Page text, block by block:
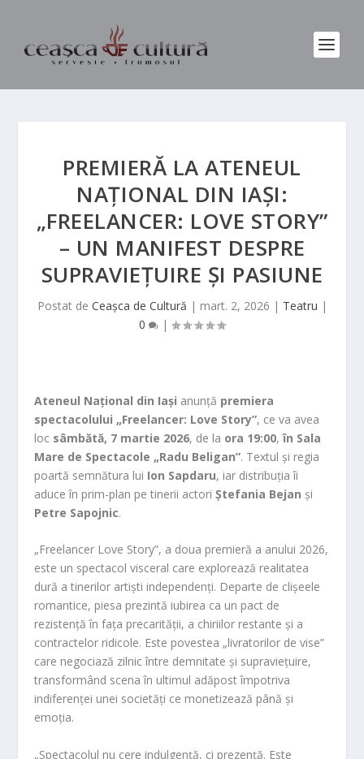
PREMIERĂ LA ATENEUL
NAȚIONAL DIN IAȘI:
„FREELANCER: LOVE STORY”
– UN MANIFEST DESPRE
SUPRAVIEȚUIRE ȘI PASIUNE
Postat de Ceașca de Cultură | mart. 2, 2026 | Teatru |
0
|
Ateneul Național din Iași anunță premiera
spectacolului „Freelancer: Love Story”, ce va avea
loc sâmbătă, 7 martie 2026, de la ora 19:00,în Sala
Mare de Spectacole „Radu Beligan”. Textul și regia
poartă semnătura lui Ion Sapdaru, iar distribuția îi
aduce în prim-plan pe tinerii actoriȘtefania Bejan și
Petre Sapojnic.
„Freelancer Love Story”, a doua premieră a anului 2026,
este un spectacol visceral care explorează realitatea
dură a tinerilor artiști independenți. Departe de clișeele
romantice, piesa prezintă iubirea ca un pact de
rezistență în fața precarității, a chiriilor restante și a
contractelor ridicole. Este povestea „livratorilor de vise”
care negociază zilnic între demnitate și supraviețuire,
transformând scena în ultimul adăpost împotriva
indiferenței unei societăți ce monetizează până și
emoția.
„Spectacolul nu cere indulgență, ci prezență. Este